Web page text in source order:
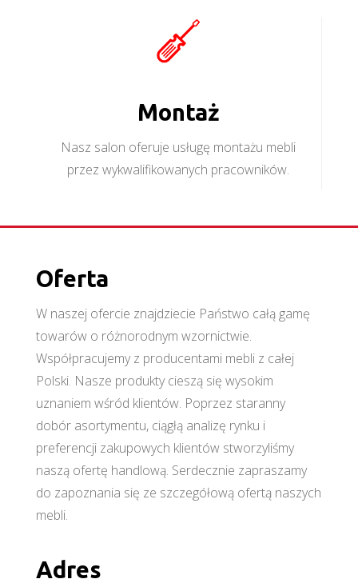
Montaż
Nasz salon oferuje usługę montażu mebli
przez wykwalifikowanych pracowników.
Oferta
W naszej ofercie znajdziecie Państwo całą gamę
towarów o różnorodnym wzornictwie.
Współpracujemy z producentami mebli z całej
Polski. Nasze produkty cieszą się wysokim
uznaniem wśród klientów. Poprzez staranny
dobór asortymentu, ciągłą analizę rynku i
preferencji zakupowych klientów stworzyliśmy
naszą ofertę handlową. Serdecznie zapraszamy
do zapoznania się ze szczegółową ofertą naszych
mebli.
Adres